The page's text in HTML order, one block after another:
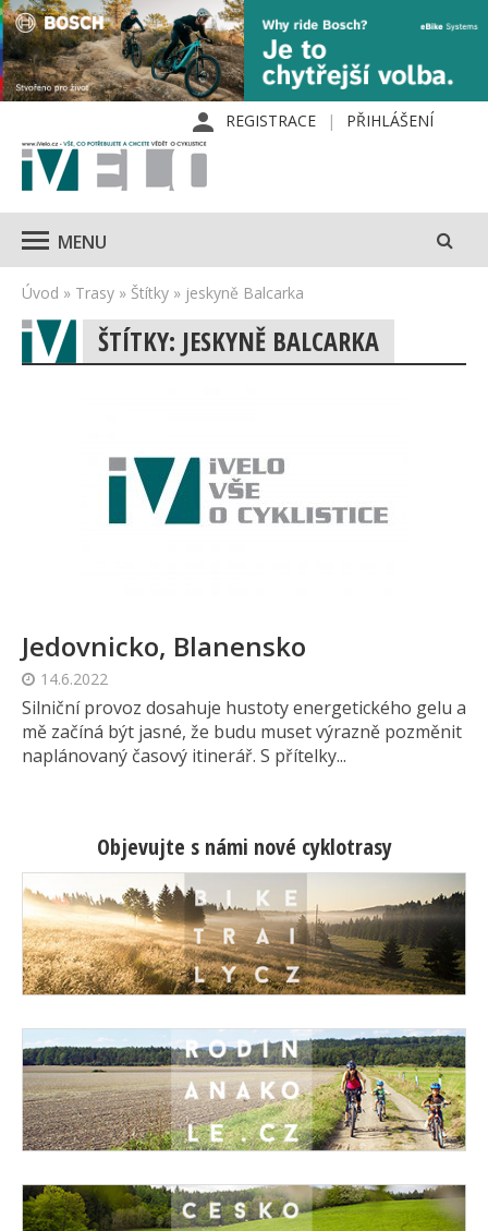
REGISTRACE PŘIHLÁŠENÍ
MENU
Úvod » Trasy » Štítky » jeskyně Balcarka
ŠTÍTKY: JESKYNĚ BALCARKA
Jedovnicko, Blanensko
14.6.2022
Silniční provoz dosahuje hustoty energetického gelu a
mě začíná být jasné, že budu muset výrazně pozměnit
naplánovaný časový itinerář. S přítelky...
Objevujte s námi nové cyklotrasy